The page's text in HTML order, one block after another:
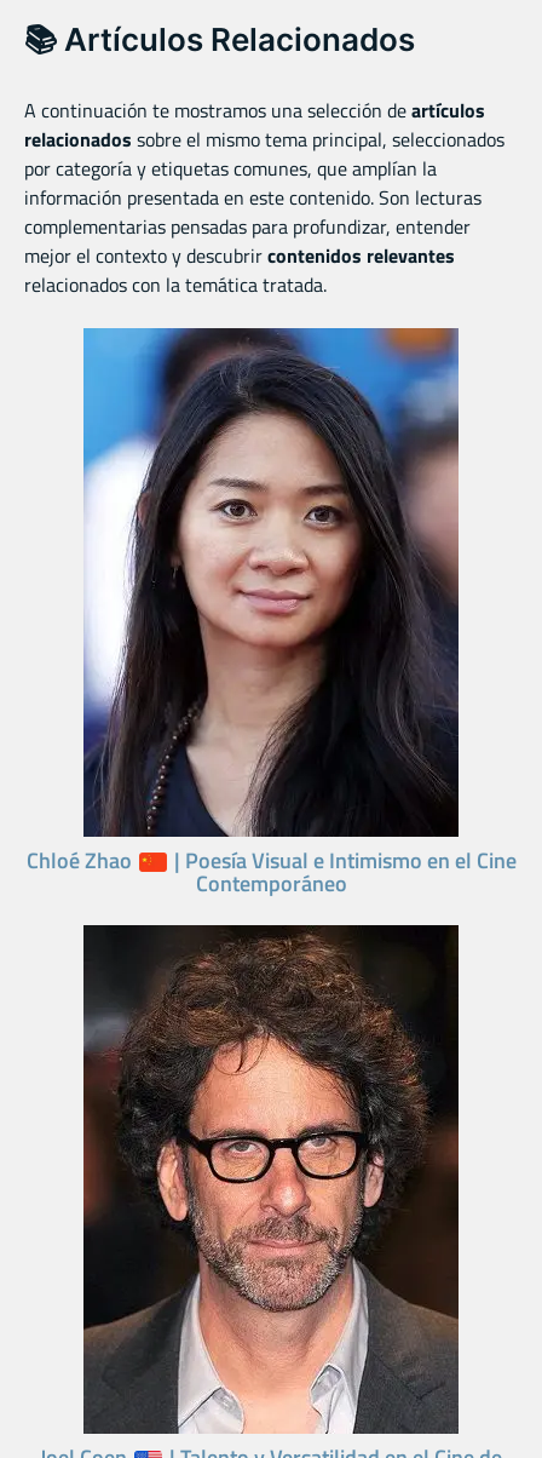
📚 Artículos Relacionados
A continuación te mostramos una selección deartículos
relacionados sobre el mismo tema principal, seleccionados
por categoría y etiquetas comunes, que amplían la
información presentada en este contenido. Son lecturas
complementarias pensadas para profundizar, entender
mejor el contexto y descubrircontenidos relevantes
relacionados con la temática tratada.
Chloé Zhao | Poesía Visual e Intimismo en el Cine
Contemporáneo